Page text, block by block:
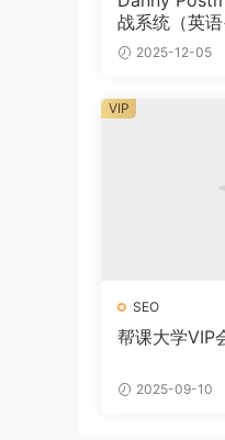
战系统（英语
2025-12-05
SEO
帮课大学VIP
2025-09-10
VIP